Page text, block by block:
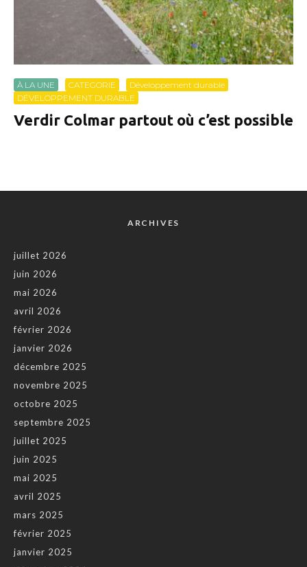
À LA UNE CATEGORIE
Développement durable
DÉVELOPPEMENT DURABLE
Verdir Colmar partout où c’est possible
ARCHIVES
juillet 2026
juin 2026
mai 2026
avril 2026
février 2026
janvier 2026
décembre 2025
novembre 2025
octobre 2025
septembre 2025
juillet 2025
juin 2025
mai 2025
avril 2025
mars 2025
février 2025
janvier 2025